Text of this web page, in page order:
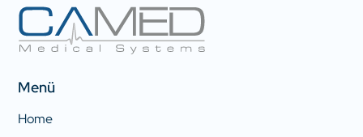
Menü
Home